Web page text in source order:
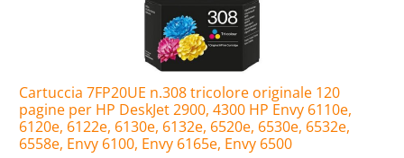
Cartuccia 7FP20UE n.308 tricolore originale 120
pagine per HP DeskJet 2900, 4300 HP Envy 6110e,
6120e, 6122e, 6130e, 6132e, 6520e, 6530e, 6532e,
6558e, Envy 6100, Envy 6165e, Envy 6500